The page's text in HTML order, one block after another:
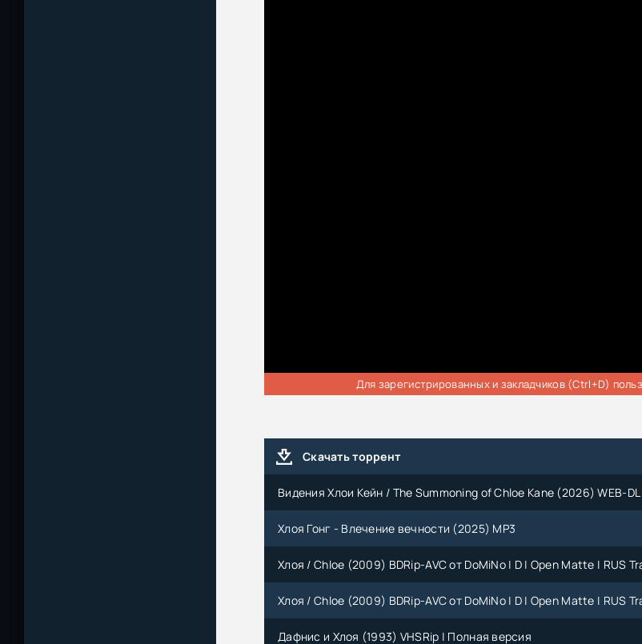
Для зарегистрированных и закладчиков (Ctrl+D)
Скачать торрент
Видения Хлои Кейн / The Summoning of Chloe Kane (2026) WEB-DL
Хлоя Гонг - Влечение вечности (2025) МР3
Хлоя / Chloe (2009) BDRip-AVC от DoMiNo | D | Open Matte | RUS
Хлоя / Chloe (2009) BDRip-AVC от DoMiNo | D | Open Matte | RUS
Дафнис и Хлоя (1993) VHSRip | Полная версия